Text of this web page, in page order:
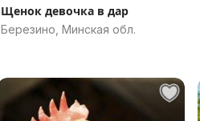
Щенок девочка в дар
Березино, Минская обл.